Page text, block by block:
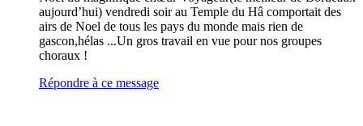
aujourd’hui) vendredi soir au Temple du Hâ comportait des
airs de Noel de tous les pays du monde mais rien de
gascon,hélas ...Un gros travail en vue pour nos groupes
choraux !
Répondre à ce message